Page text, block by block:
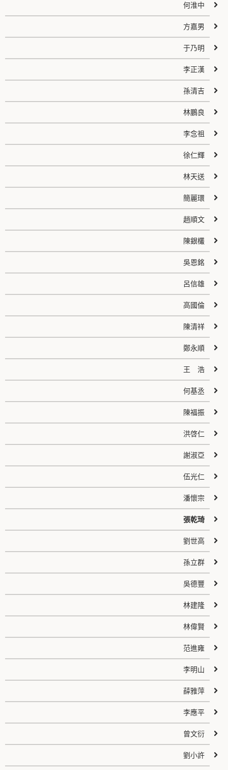
何淮中
方嘉男
于乃明
李正漢
孫清吉
林鵬良
李念祖
徐仁輝
林天送
簡麗環
趙順文
陳銀欉
吳恩銘
呂信雄
高國倫
陳清祥
鄭永順
王 浩
何基丞
陳福振
洪啓仁
謝淑亞
伍光仁
潘懷宗
張乾琦
劉世高
孫立群
吳德豐
林建隆
林偉賢
范進雍
李明山
薛雅萍
李應平
曾文衍
劉小許